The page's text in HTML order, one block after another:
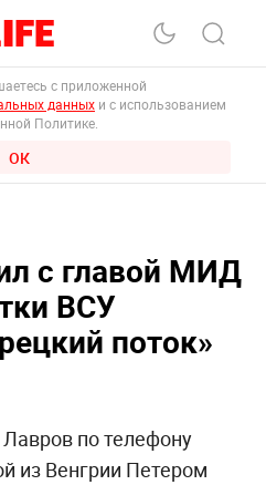
с приложенной
данных и с использованием
Политике.
ОК
с главой МИД
ВСУ
поток»
по телефону
из Венгрии Петером